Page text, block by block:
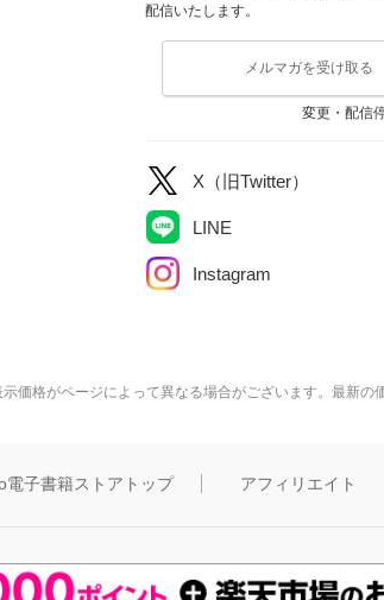
配信いたします。
メルマガを受け取る
変更・配信
X（旧Twitter）
LINE
Instagram
価格がページによって異なる場合がございます。最新の
電子書籍ストアトップ アフィリエイト